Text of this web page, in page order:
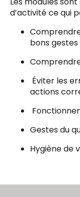
d’activité ce qui
bons
Éviter les
actions
Gestes du
Hygiène de